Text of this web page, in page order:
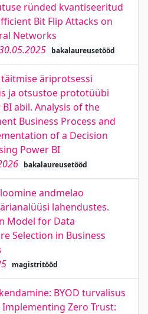
ründed kvantiseeritud
Bit Flip Attacks on
Networks
bakalaureusetööd
äriprotsessi
ja otsustoe prototüübi
abil. Analysis of the
Business Process and
of a Decision
Power BI
bakalaureusetööd
andmelao
lahendustes.
Model for Data
Selection in Business
magistritööd
BYOD turvalisus
Implementing Zero Trust: